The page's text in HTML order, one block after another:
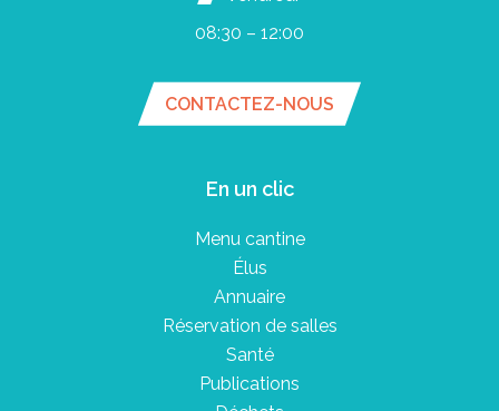
08:30 – 12:00
CONTACTEZ-NOUS
En un clic
Menu cantine
Élus
Annuaire
Réservation de salles
Santé
Publications